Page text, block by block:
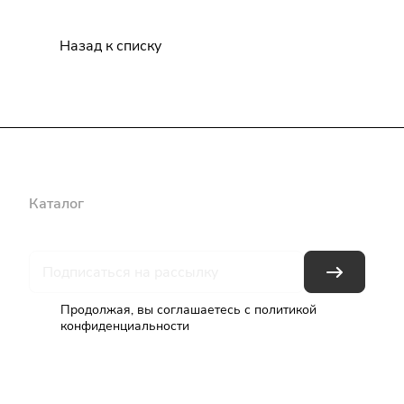
Назад к списку
Каталог
Продолжая, вы соглашаетесь с политикой
конфиденциальности